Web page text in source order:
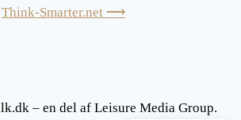
Think-Smarter.net ⟶
– en del af Leisure Media Group.